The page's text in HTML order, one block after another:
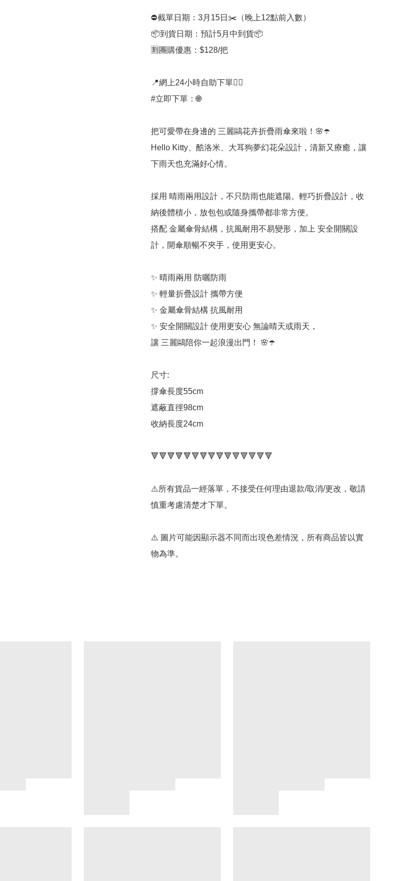
⛔️截單日期：3月15日✂️（晚上12點前入數）
📦到貨日期：預計5月中到貨📦
🈹團購優惠：$128/把
📍網上24小時自助下單👍🏻
#立即下單：🌐
把可愛帶在身邊的 三麗鷗花卉折疊雨傘來啦！🌸☂️
Hello Kitty、酷洛米、大耳狗夢幻花朵設計，清新又療癒，讓
下雨天也充滿好心情。
採用 晴雨兩用設計，不只防雨也能遮陽。輕巧折疊設計，收
納後體積小，放包包或隨身攜帶都非常方便。
搭配 金屬傘骨結構，抗風耐用不易變形，加上 安全開關設
計，開傘順暢不夾手，使用更安心。
✨ 晴雨兩用 防曬防雨
✨ 輕量折疊設計 攜帶方便
✨ 金屬傘骨結構 抗風耐用
✨ 安全開關設計 使用更安心 無論晴天或雨天，
讓 三麗鷗陪你一起浪漫出門！ 🌸☂️
尺寸:
撐傘長度55cm
遮蔽直徑98cm
收納長度24cm
🔻🔻🔻🔻🔻🔻🔻🔻🔻🔻🔻🔻🔻🔻🔻
⚠️所有貨品一經落單，不接受任何理由退款/取消/更改，敬請
慎重考慮清楚才下單。
⚠️ 圖片可能因顯示器不同而出現色差情況，所有商品皆以實
物為準。